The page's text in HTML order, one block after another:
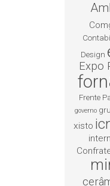
Design
Expo
Frente
governo
xisto